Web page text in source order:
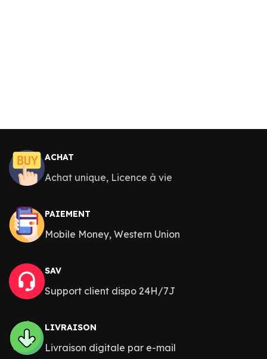
ACHAT
Achat unique, Licence à vie
PAIEMENT
Mobile Money, Western Union
SAV
Support client dispo 24H/7J
LIVRAISON
Livraison digitale par e-mail